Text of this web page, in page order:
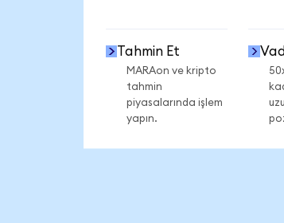
Tahmin Et
MARAon ve kripto
tahmin
piyasalarında işlem
yapın.